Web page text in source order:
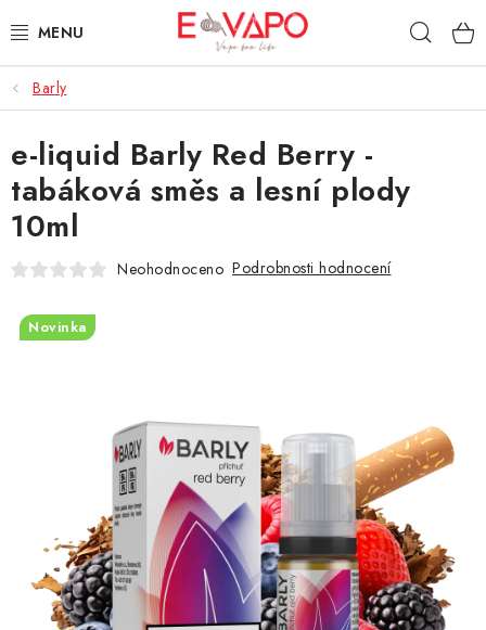
na
3D TISK
TIPY ZA DOBROU CENU
AROMATA A PŘÍCHUTĚ
BÁZE
E-LIQUIDY
NIKOTINOVÉ SÁČKY
DÁRKOVÉ VOUCHERY
ATOMIZÉRY A CARTRIDGE
Barly
e-liquid Barly Red Berry -
tabáková směs a lesní plody
10ml
Neohodnoceno Podrobnosti hodnocení
Novinka